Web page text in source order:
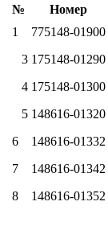
№
Номер
1
775148-01900
3 175148-01290
4 175148-01300
5 148616-01320
6 148616-01332
7 148616-01342
8 148616-01352